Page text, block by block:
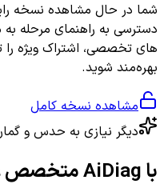
شما در حال مشاهده نسخه
دسترسی به راهنمای مرحله به
های تخصصی، اشتراک ویژه را
بهره‌مند شوید.
مشاهده نسخه کامل
دیگر نیازی به حدس و
با AiDiag متخصص عیب یابی خودرو شوید